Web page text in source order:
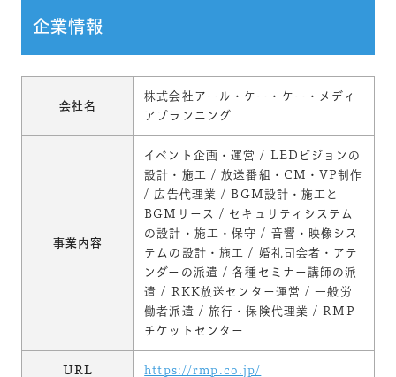
企業情報
会社名
株式会社アール・ケー・ケー・メディ
アプランニング
事業内容
イベント企画・運営 / LEDビジョンの
設計・施工 / 放送番組・CM・VP制作
/ 広告代理業 / BGM設計・施工と
BGMリース / セキュリティシステム
の設計・施工・保守 / 音響・映像シス
テムの設計・施工 / 婚礼司会者・アテ
ンダーの派遣 / 各種セミナー講師の派
遣 / RKK放送センター運営 / 一般労
働者派遣 / 旅行・保険代理業 / RMP
チケットセンター
URL https://rmp.co.jp/